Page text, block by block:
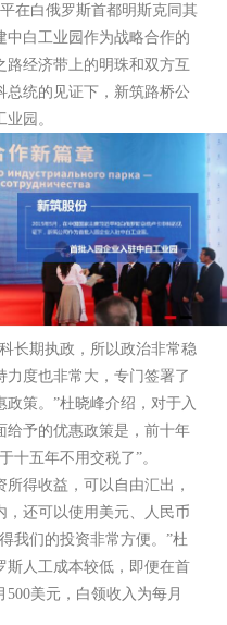
在白俄罗斯首都明斯克同其
中白工业园作为战略合作的
经济带上的明珠和双方互
总统的见证下，新筑路桥公
园。
长期执政，所以政治非常稳
力度也非常大，专门签署了
策。”杜晓峰介绍，对于入
给予的优惠政策是，前十年
十五年不用交税了”。
得收益，可以自由汇出，
，还可以使用美元、人民币
我们的投资非常方便。”杜
斯人工成本较低，即便在首
美元，白领收入为每月